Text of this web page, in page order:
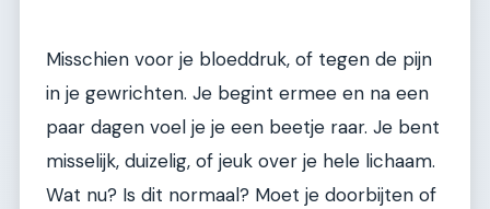
Misschien voor je bloeddruk, of tegen de pijn
in je gewrichten. Je begint ermee en na een
paar dagen voel je je een beetje raar. Je bent
misselijk, duizelig, of jeuk over je hele lichaam.
Wat nu? Is dit normaal? Moet je doorbijten of